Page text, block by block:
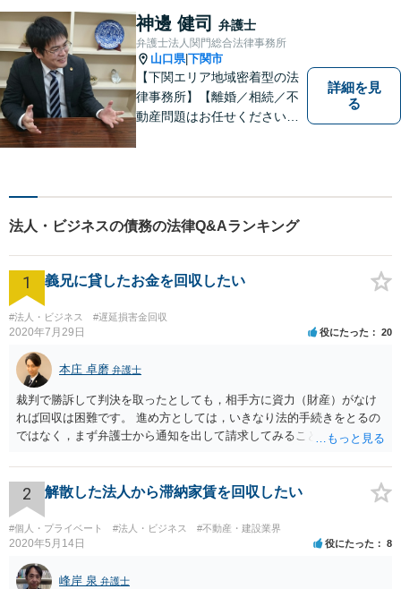
相談・年間150件以上」【子
連れ相談可】【休日・夜間相
談対応】
神邊 健司 弁護士
弁護士法人関門総合法律事務所
山口県|下関市
【下関エリア地域密着型の法
律事務所】【離婚／相続／不
動産問題はお任せください】
りの声を大切にし、適切な解
詳細を見
る
法人・ビジネスの債務の法律Q&Aランキング
1 義兄に貸したお金を回収したい
#法人・ビジネス #遅延損害金回収
2020年7月29日 役にたった 20
本庄 卓磨 弁護士
裁判で勝訴して判決を取ったとしても，相手方に資力（財産）がなけ
れば回収は困難です。 進め方としては，いきなり法的手続きをとるの
ではなく，まず弁護士から通知を出して請求してみることを検討すべ
2 解散した法人から滞納家賃を回収したい
#個人・プライベート #法人・ビジネス #不動産・建設業界
2020年5月14日 役にたった 8
峰岸 泉 弁護士